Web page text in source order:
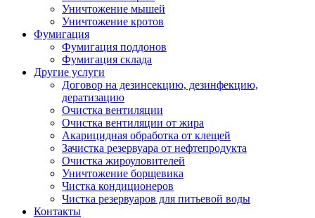
Уничтожение мышей
Уничтожение кротов
Фумигация
Фумигация поддонов
Фумигация склада
Другие услуги
Договор на дезинсекцию, дезинфекцию,
дератизацию
Очистка вентиляции
Очистка вентиляции от жира
Акарицидная обработка от клещей
Зачистка резервуара от нефтепродукта
Очистка жироуловителей
Уничтожение борщевика
Чистка кондиционеров
Чистка резервуаров для питьевой воды
Контакты